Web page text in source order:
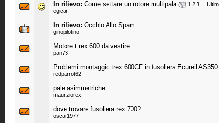
In rilievo: Come settare un rotore multipala‎ ( 1 2 3
egicar
In rilievo: Occhio Allo Spam
ginopilotino
Motore t rex 600 da vestire
pan73
Problemi montaggio trex 600CF in fusoliera Ecureil AS350
redparrot62
pale asimmetriche
mauriziorex
dove trovare fusoliera rex 700?
oscar1977